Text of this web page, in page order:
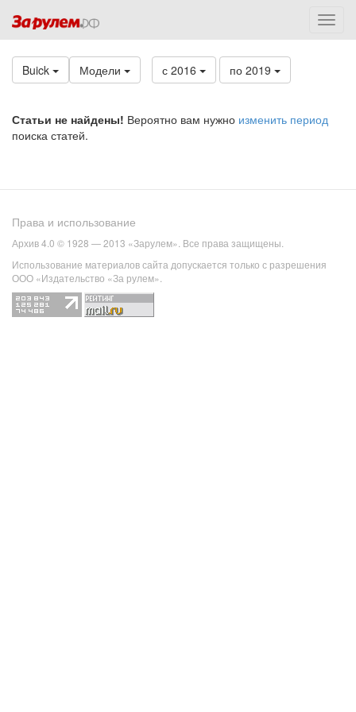
Buick Модели с 2016 по 2019
Статьи не найдены! Вероятно вам нужно изменить период
поиска статей.
Права и использование
Архив 4.0 © 1928 — 2013 «Зарулем». Все права защищены.
Использование материалов сайта допускается только с разрешения
ООО «Издательство «За рулем».